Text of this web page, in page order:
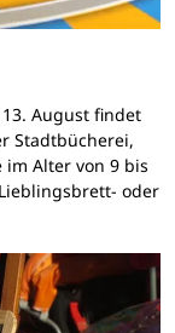
August findet
Stadtbücherei,
Alter von 9 bis
oder